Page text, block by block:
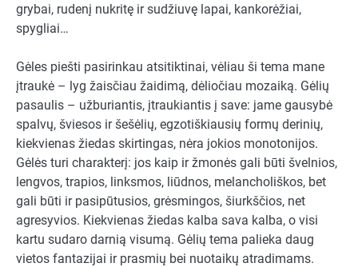
grybai, rudenį nukritę ir sudžiuvę lapai, kankorėžiai,
spygliai…
Gėles piešti pasirinkau atsitiktinai, vėliau ši tema mane
įtraukė – lyg žaisčiau žaidimą, dėliočiau mozaiką. Gėlių
pasaulis – užburiantis, įtraukiantis į save: jame gausybė
spalvų, šviesos ir šešėlių, egzotiškiausių formų derinių,
kiekvienas žiedas skirtingas, nėra jokios monotonijos.
Gėlės turi charakterį: jos kaip ir žmonės gali būti švelnios,
lengvos, trapios, linksmos, liūdnos, melancholiškos, bet
gali būti ir pasipūtusios, grėsmingos, šiurkščios, net
agresyvios. Kiekvienas žiedas kalba sava kalba, o visi
kartu sudaro darnią visumą. Gėlių tema palieka daug
vietos fantazijai ir prasmių bei nuotaikų atradimams.